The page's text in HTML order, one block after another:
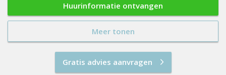
Huurinformatie ontvangen
Meer tonen
Gratis advies aanvragen